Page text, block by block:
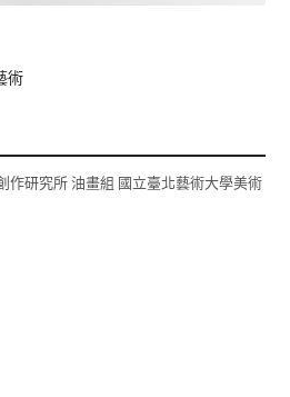
術
作研究所 油畫組 國立臺北藝術大學美術